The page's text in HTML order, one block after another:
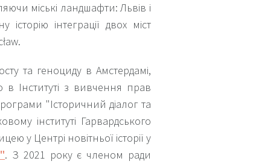
міські ландшафти: Львів і
інтеграції двох міст
та геноциду в Амстердамі,
в Інституті з вивчення прав
"Історичний діалог та
інституті Гарвардського
у Центрі новітньої історії у
. З 2021 року є членом ради